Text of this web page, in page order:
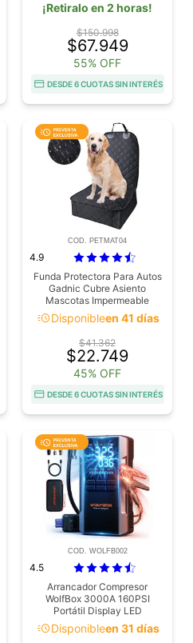
¡Retiralo en 2 horas!
$150.998
$67.949
55% OFF
DESDE 6 CUOTAS SIN INTERÉS
COD. PETMAT04
4.9
Funda Protectora Para Autos
Gadnic Cubre Asiento
Mascotas Impermeable
acuteDisponibleen 41 días
$41.362
$22.749
45% OFF
DESDE 6 CUOTAS SIN INTERÉS
COD. WOLFB002
4.5
Arrancador Compresor
WolfBox 3000A 160PSI
Portátil Display LED
16000mAh
acuteDisponibleen 31 días